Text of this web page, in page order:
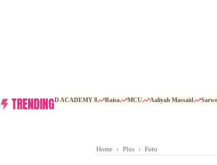
TRENDINGD ACADEMY 8 Raisa MCU Aaliyah Massaid
Home Plus Foto